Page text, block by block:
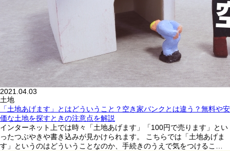
2021.04.03
土地
「土地あげます」とはどういうこと？空き家バンクとは違う？無料や安
価な土地を探すときの注意点を解説
インターネット上では時々「土地あげます」「100円で売ります」とい
ったつぶやきや書き込みが見かけられます。 こちらでは「土地あげま
す」というのはどういうことなのか、手続きのうえで気をつけるこ…